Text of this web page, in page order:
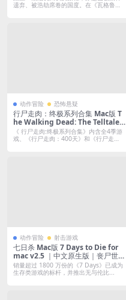
背景奇幻RPG角色扮演游戏｜含全
遗弃、被浩劫席卷的国度。在《瓦格鲁
动作冒险 恐怖悬疑
行尸走肉：终极系列合集 Mac版 T
he Walking Dead: The Telltale S
eries Collection For Mac｜中文
移植版｜行尸走肉第1-4部合集+40
《 行尸走肉:终极系列合集》内含全4季游
戏、《行尸走肉：400天》和《行尸走
动作冒险 射击游戏
七日杀 Mac版 7 Days to Die for
mac v2.5 ｜中文原生版｜丧尸世界
生存与建造的末日挑战｜全DLC
销量超过 1800 万份的《7 Days》已成为
生存类游戏的标杆，并推出无与伦比...